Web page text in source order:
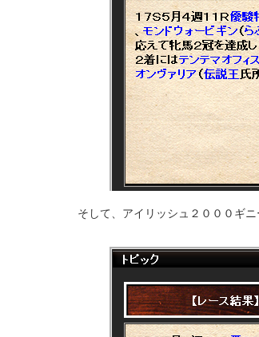
そして、アイリッシュ２０００ギ